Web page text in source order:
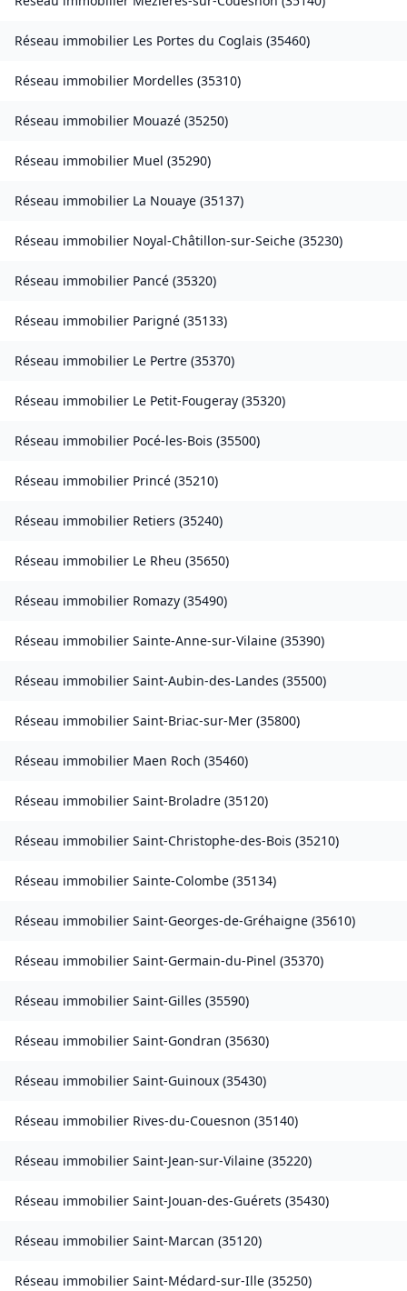
Réseau immobilier Les Portes du Coglais (35460)
Réseau immobilier Mordelles (35310)
Réseau immobilier Mouazé (35250)
Réseau immobilier Muel (35290)
Réseau immobilier La Nouaye (35137)
Réseau immobilier Noyal-Châtillon-sur-Seiche (35230)
Réseau immobilier Pancé (35320)
Réseau immobilier Parigné (35133)
Réseau immobilier Le Pertre (35370)
Réseau immobilier Le Petit-Fougeray (35320)
Réseau immobilier Pocé-les-Bois (35500)
Réseau immobilier Princé (35210)
Réseau immobilier Retiers (35240)
Réseau immobilier Le Rheu (35650)
Réseau immobilier Romazy (35490)
Réseau immobilier Sainte-Anne-sur-Vilaine (35390)
Réseau immobilier Saint-Aubin-des-Landes (35500)
Réseau immobilier Saint-Briac-sur-Mer (35800)
Réseau immobilier Maen Roch (35460)
Réseau immobilier Saint-Broladre (35120)
Réseau immobilier Saint-Christophe-des-Bois (35210)
Réseau immobilier Sainte-Colombe (35134)
Réseau immobilier Saint-Georges-de-Gréhaigne (35610)
Réseau immobilier Saint-Germain-du-Pinel (35370)
Réseau immobilier Saint-Gilles (35590)
Réseau immobilier Saint-Gondran (35630)
Réseau immobilier Saint-Guinoux (35430)
Réseau immobilier Rives-du-Couesnon (35140)
Réseau immobilier Saint-Jean-sur-Vilaine (35220)
Réseau immobilier Saint-Jouan-des-Guérets (35430)
Réseau immobilier Saint-Marcan (35120)
Réseau immobilier Saint-Médard-sur-Ille (35250)